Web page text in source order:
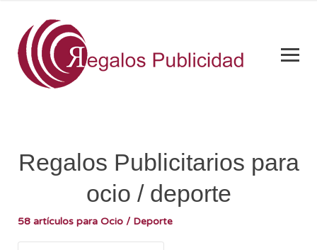
Regalos Publicitarios para
ocio / deporte
58 artículos para Ocio / Deporte